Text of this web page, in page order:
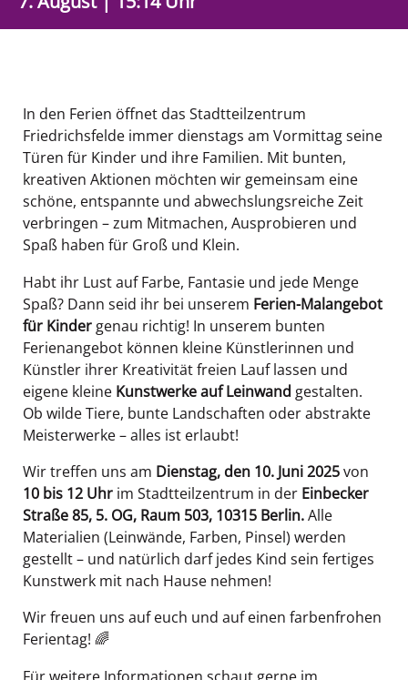
In den Ferien öffnet das Stadtteilzentrum
Friedrichsfelde immer dienstags am Vormittag seine
Türen für Kinder und ihre Familien. Mit bunten,
kreativen Aktionen möchten wir gemeinsam eine
schöne, entspannte und abwechslungsreiche Zeit
verbringen – zum Mitmachen, Ausprobieren und
Spaß haben für Groß und Klein.
Habt ihr Lust auf Farbe, Fantasie und jede Menge
Spaß? Dann seid ihr bei unserem Ferien-Malangebot
für Kindergenau richtig! In unserem bunten
Ferienangebot können kleine Künstlerinnen und
Künstler ihrer Kreativität freien Lauf lassen und
eigene kleine Kunstwerke auf Leinwand gestalten.
Ob wilde Tiere, bunte Landschaften oder abstrakte
Meisterwerke – alles ist erlaubt!
Wir treffen uns am Dienstag, den 10. Juni 2025von
10 bis 12 Uhr im Stadtteilzentrum in der Einbecker
Straße 85, 5. OG, Raum 503, 10315 Berlin.Alle
Materialien (Leinwände, Farben, Pinsel) werden
gestellt – und natürlich darf jedes Kind sein fertiges
Kunstwerk mit nach Hause nehmen!
Wir freuen uns auf euch und auf einen farbenfrohen
Ferientag! 🌈
Für weitere Informationen schaut gerne im